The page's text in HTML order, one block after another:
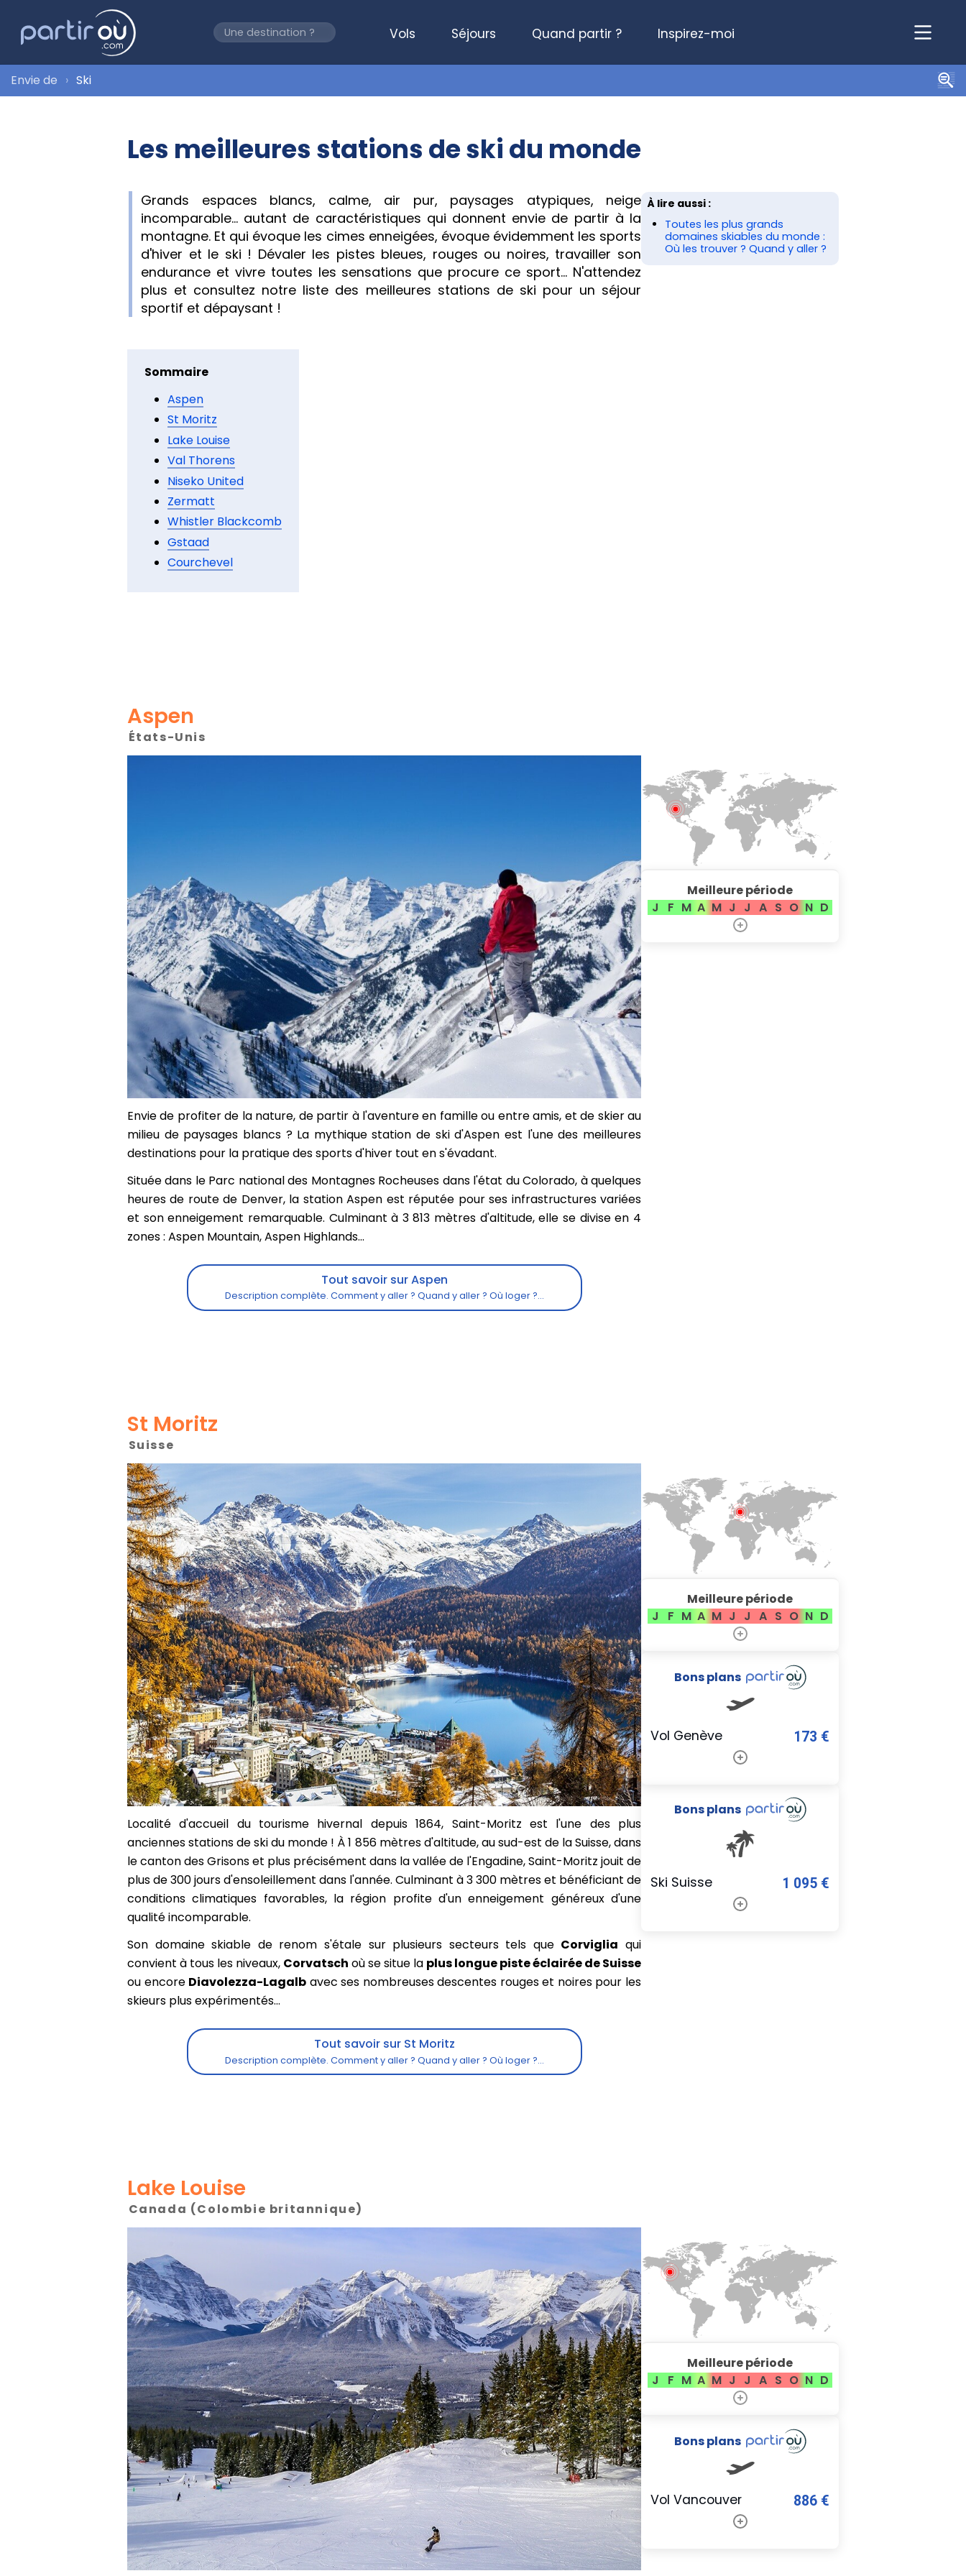
Vols Séjours Quand partir ? Inspirez-moi
Envie de Ski
Les meilleures stations de ski du monde
Grands espaces blancs, calme, air pur, paysages atypiques, neige
incomparable... autant de caractéristiques qui donnent envie de partir à la
montagne. Et qui évoque les cimes enneigées, évoque évidemment les sports
d'hiver et le ski ! Dévaler les pistes bleues, rouges ou noires, travailler son
endurance et vivre toutes les sensations que procure ce sport... N'attendez
plus et consultez notre liste des meilleures stations de ski pour un séjour
sportif et dépaysant !
Sommaire
Aspen
St Moritz
Lake Louise
Val Thorens
Niseko United
Zermatt
Whistler Blackcomb
Gstaad
Courchevel
À lire aussi :
Toutes les plus grands
domaines skiables du monde :
Où les trouver ? Quand y aller ?
Aspen
États-Unis
Envie de profiter de la nature, de partir à l'aventure en famille ou entre amis, et de skier au
milieu de paysages blancs ? La mythique station de ski d'Aspen est l'une des meilleures
destinations pour la pratique des sports d'hiver tout en s'évadant.
Située dans le Parc national des Montagnes Rocheuses dans l'état du Colorado, à quelques
heures de route de Denver, la station Aspen est réputée pour ses infrastructures variées
et son enneigement remarquable. Culminant à 3 813 mètres d'altitude, elle se divise en 4
zones : Aspen Mountain, Aspen Highlands...
Aspen
Meilleure période
J
F M A M J J A S O N D
St Moritz
Suisse
Localité d'accueil du tourisme hivernal depuis 1864, Saint-Moritz est l'une des plus
anciennes stations de ski du monde ! À 1 856 mètres d'altitude, au sud-est de la Suisse, dans
le canton des Grisons et plus précisément dans la vallée de l'Engadine, Saint-Moritz jouit de
plus de 300 jours d'ensoleillement dans l'année. Culminant à 3 300 mètres et bénéficiant de
conditions climatiques favorables, la région profite d'un enneigement généreux d'une
qualité incomparable.
Son domaine skiable de renom s'étale sur plusieurs secteurs tels que Corviglia qui
convient à tous les niveaux, Corvatsch où se situe la plus longue piste éclairée de Suisse
ou encore Diavolezza-Lagalb avec ses nombreuses descentes rouges et noires pour les
skieurs plus expérimentés...
St Moritz
Meilleure période
J
F M A M J J A S O N D
Bons plans
Vol Genève 173 €
Bons plans
Ski Suisse 1 095 €
Lake Louise
Canada (Colombie britannique)
Meilleure période
J
F M A M J J A S O N D
Bons plans
Vol Vancouver 886 €